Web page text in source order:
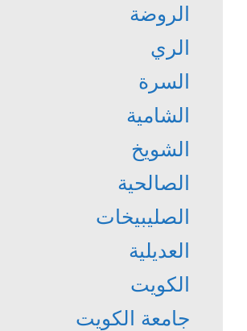
الروضة
الري
السرة
الشامية
الشويخ
الصالحية
الصليبيخات
العديلية
الكويت
جامعة الكويت